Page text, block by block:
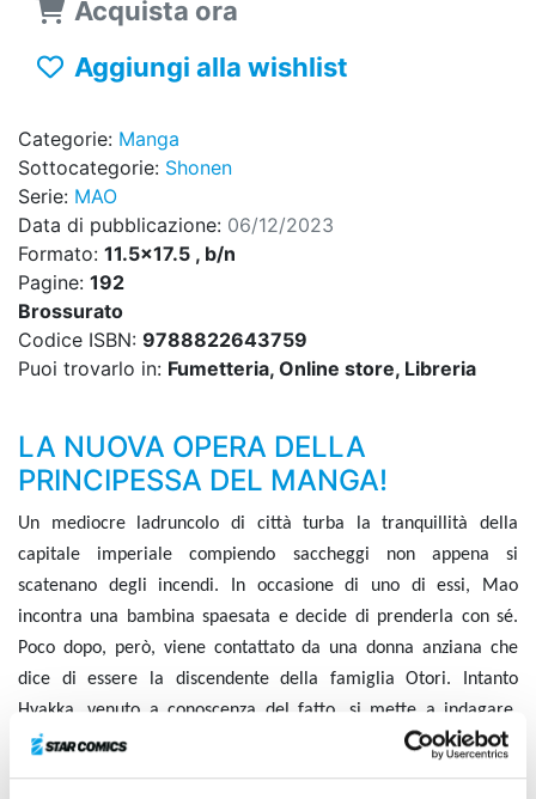
Acquista ora
Aggiungi alla wishlist
Categorie: Manga
Sottocategorie: Shonen
Serie: MAO
Data di pubblicazione: 06/12/2023
Formato: 11.5x17.5 , b/n
Pagine: 192
Brossurato
Codice ISBN: 9788822643759
Puoi trovarlo in: Fumetteria, Online store, Libreria
LA NUOVA OPERA DELLA
PRINCIPESSA DEL MANGA!
Un mediocre ladruncolo di città turba la tranquillità della
capitale imperiale compiendo saccheggi non appena si
scatenano degli incendi. In occasione di uno di essi, Mao
incontra una bambina spaesata e decide di prenderla con sé.
Poco dopo, però, viene contattato da una donna anziana che
dice di essere la discendente della famiglia Otori. Intanto
Hyakka, venuto a conoscenza del fatto, si mette a indagare.
Cosa gli riserverà il futuro?